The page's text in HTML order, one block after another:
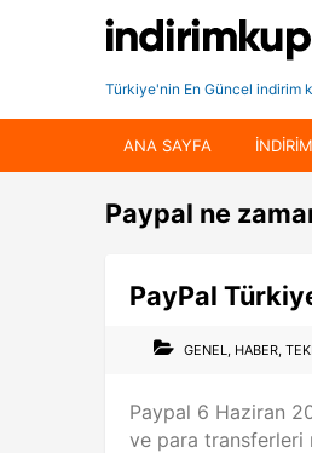
Türkiye'nin En Güncel indirim
ANA SAYFA
Paypal ne
PayPal
GENEL HABER
Paypal 6 Haziran
ve para transferleri